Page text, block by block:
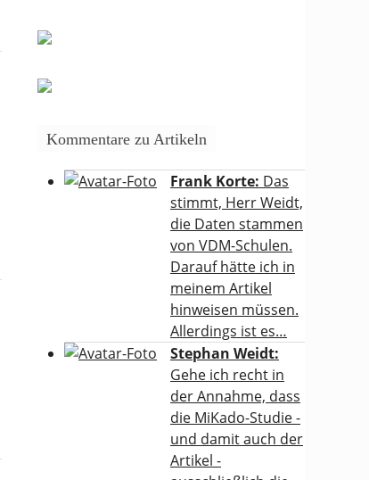
Kommentare zu Artikeln
Frank Korte: Das
stimmt, Herr Weidt,
die Daten stammen
von VDM-Schulen.
Darauf hätte ich in
meinem Artikel
hinweisen müssen.
Allerdings ist es…
Stephan Weidt:
Gehe ich recht in
der Annahme, dass
die MiKado-Studie -
und damit auch der
Artikel -